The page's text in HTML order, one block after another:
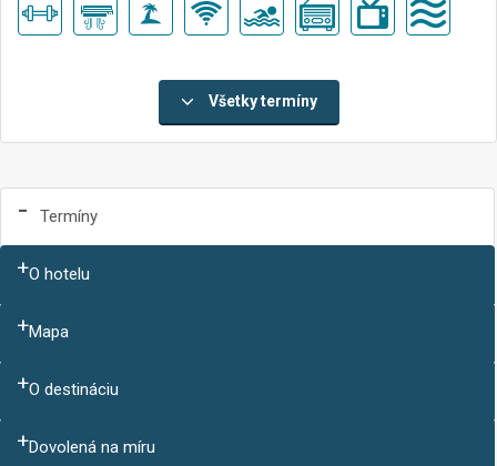
Všetky termíny
Termíny
O hotelu
Mapa
O destináciu
Dovolená na míru